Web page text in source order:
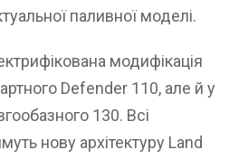
паливної моделі.
модифікація
Defender 110, але й у
130. Всі
нову архітектуру Land